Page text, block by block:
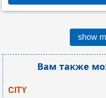
show
Вам также
CITY